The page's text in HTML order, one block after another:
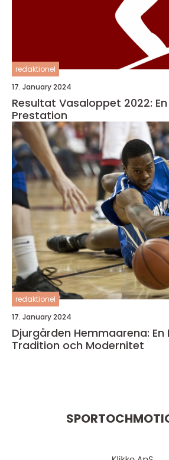
redaktionel
17. January 2024
Resultat Vasaloppet 2022:
Prestation
redaktionel
17. January 2024
Djurgården Hemmaarena:
Tradition och Modernitet